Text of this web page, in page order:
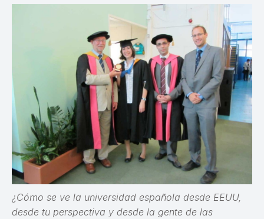
¿Cómo se ve la universidad española desde EEUU,
desde tu perspectiva y desde la gente de las